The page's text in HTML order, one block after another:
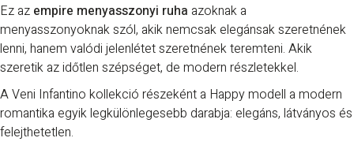
Ez az empire menyasszonyi ruha azoknak a
menyasszonyoknak szól, akik nemcsak elegánsak szeretnének
lenni, hanem valódi jelenlétet szeretnének teremteni. Akik
szeretik az időtlen szépséget, de modern részletekkel.
AVeni Infantino kollekció részeként a Happy modell a modern
romantika egyik legkülönlegesebb darabja: elegáns, látványos és
felejthetetlen.